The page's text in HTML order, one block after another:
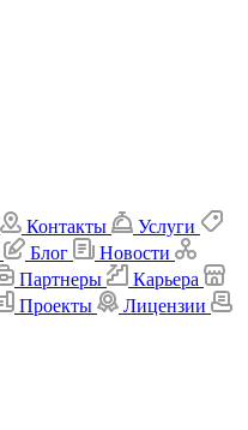
Контакты
Услуги
Блог
Новости
Партнеры
Карьера
Проекты
Лицензии